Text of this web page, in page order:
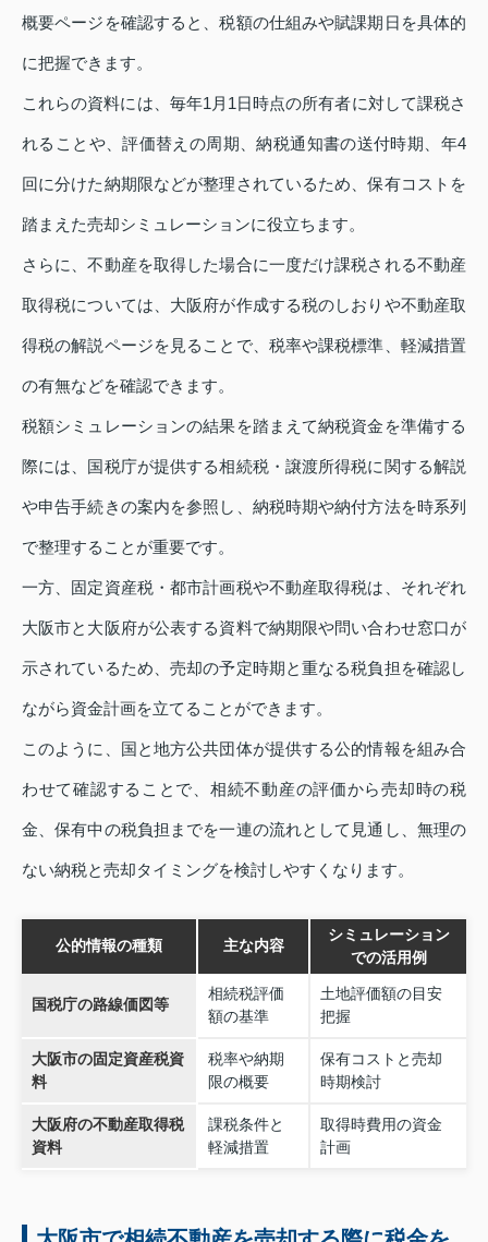
概要ページを確認すると、税額の仕組みや賦課期日を具体的
に把握できます。
これらの資料には、毎年1月1日時点の所有者に対して課税さ
れることや、評価替えの周期、納税通知書の送付時期、年4
回に分けた納期限などが整理されているため、保有コストを
踏まえた売却シミュレーションに役立ちます。
さらに、不動産を取得した場合に一度だけ課税される不動産
取得税については、大阪府が作成する税のしおりや不動産取
得税の解説ページを見ることで、税率や課税標準、軽減措置
の有無などを確認できます。
税額シミュレーションの結果を踏まえて納税資金を準備する
際には、国税庁が提供する相続税・譲渡所得税に関する解説
や申告手続きの案内を参照し、納税時期や納付方法を時系列
で整理することが重要です。
一方、固定資産税・都市計画税や不動産取得税は、それぞれ
大阪市と大阪府が公表する資料で納期限や問い合わせ窓口が
示されているため、売却の予定時期と重なる税負担を確認し
ながら資金計画を立てることができます。
このように、国と地方公共団体が提供する公的情報を組み合
わせて確認することで、相続不動産の評価から売却時の税
金、保有中の税負担までを一連の流れとして見通し、無理の
ない納税と売却タイミングを検討しやすくなります。
公的情報の種類 主な内容
シミュレーション
での活用例
国税庁の路線価図等
相続税評価
額の基準
土地評価額の目安
把握
大阪市の固定資産税資
料
税率や納期
限の概要
保有コストと売却
時期検討
大阪府の不動産取得税
資料
課税条件と
軽減措置
取得時費用の資金
計画